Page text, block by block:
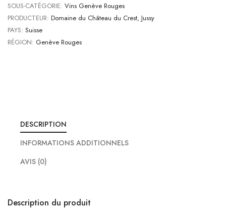
SOUS-CATÉGORIE: Vins Genève Rouges
PRODUCTEUR: Domaine du Château du Crest, Jussy
PAYS: Suisse
RÉGION: Genève Rouges
DESCRIPTION
INFORMATIONS ADDITIONNELS
AVIS (0)
Description du produit